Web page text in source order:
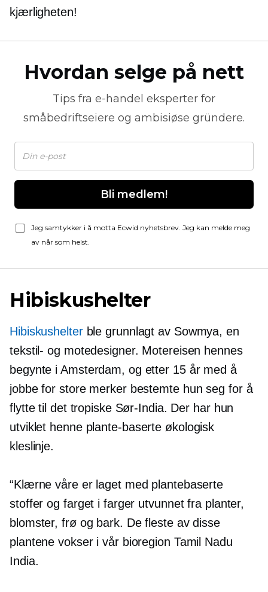
kjærligheten!
Hvordan selge på nett
Tips fra e-handel eksperter for
småbedriftseiere og ambisiøse gründere.
Bli medlem!
Jeg samtykker i å motta Ecwid nyhetsbrev. Jeg kan melde meg
av når som helst.
Hibiskushelter
Hibiskushelterble grunnlagt av Sowmya, en
tekstil- og motedesigner. Motereisen hennes
begynte i Amsterdam, og etter 15 år med å
jobbe for store merker bestemte hun seg for å
flytte til det tropiske Sør-India. Der har hun
utviklet henne plante-baserte økologisk
kleslinje.
“Klærne våre er laget med plantebaserte
stoffer og farget i farger utvunnet fra planter,
blomster, frø og bark. De fleste av disse
plantene vokser i vår bioregion Tamil Nadu
India.